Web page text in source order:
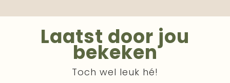
Laatst door jou
bekeken
Toch wel leuk hé!